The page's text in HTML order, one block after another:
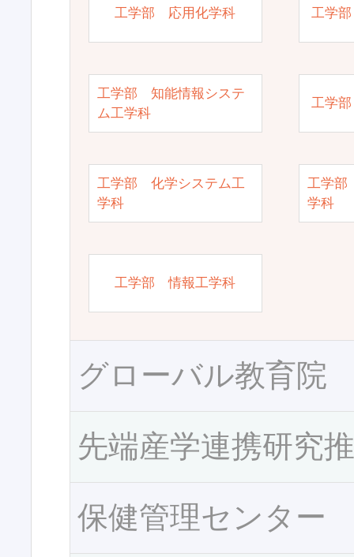
工学部 応用化学科 工学
工学部 知能情報システ
ム工学科
工学
工学部 化学システム工
学科
工学部
学科
工学部 情報工学科
グローバル教育院
先端産学連携研究
保健管理センター